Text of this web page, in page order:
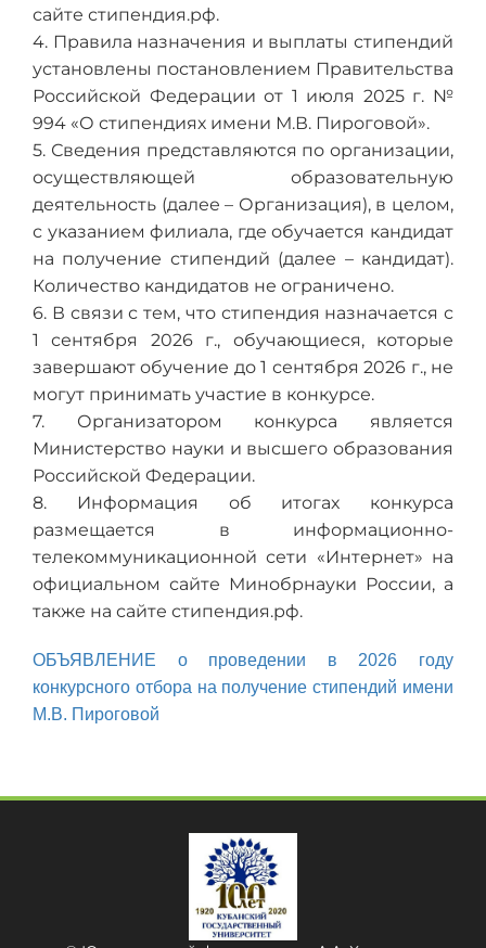
сайте стипендия.рф.
4. Правила назначения и выплаты стипендий
установлены постановлением Правительства
Российской Федерации от 1 июля 2025 г. №
994 «О стипендиях имени М.В. Пироговой».
5. Сведения представляются по организации,
осуществляющей образовательную
деятельность (далее – Организация), в целом,
с указанием филиала, где обучается кандидат
на получение стипендий (далее – кандидат).
Количество кандидатов не ограничено.
6. В связи с тем, что стипендия назначается с
1 сентября 2026 г., обучающиеся, которые
завершают обучение до 1 сентября 2026 г., не
могут принимать участие в конкурсе.
7. Организатором конкурса является
Министерство науки и высшего образования
Российской Федерации.
8. Информация об итогах конкурса
размещается в информационно-
телекоммуникационной сети «Интернет» на
официальном сайте Минобрнауки России, а
также на сайте стипендия.рф.
ОБЪЯВЛЕНИЕ о проведении в 2026 году
конкурсного отбора на получение стипендий имени
М.В. Пироговой